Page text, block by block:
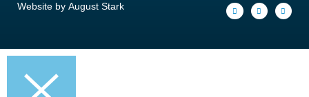
Website by August Stark